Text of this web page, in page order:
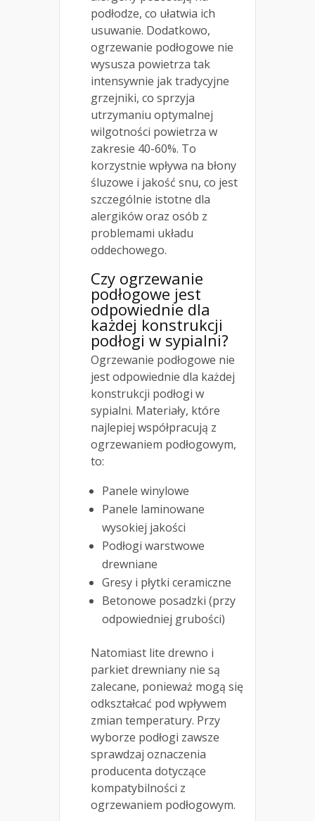
podłodze, co ułatwia ich
usuwanie. Dodatkowo,
ogrzewanie podłogowe nie
wysusza powietrza tak
intensywnie jak tradycyjne
grzejniki, co sprzyja
utrzymaniu optymalnej
wilgotności powietrza w
zakresie 40-60%. To
korzystnie wpływa na błony
śluzowe i jakość snu, co jest
szczególnie istotne dla
alergików oraz osób z
problemami układu
oddechowego.
Czy ogrzewanie
podłogowe jest
odpowiednie dla
każdej konstrukcji
podłogi w sypialni?
Ogrzewanie podłogowe nie
jest odpowiednie dla każdej
konstrukcji podłogi w
sypialni. Materiały, które
najlepiej współpracują z
ogrzewaniem podłogowym,
to:
Panele winylowe
Panele laminowane
wysokiej jakości
Podłogi warstwowe
drewniane
Gresy i płytki ceramiczne
Betonowe posadzki (przy
odpowiedniej grubości)
Natomiast lite drewno i
parkiet drewniany nie są
zalecane, ponieważ mogą się
odkształcać pod wpływem
zmian temperatury. Przy
wyborze podłogi zawsze
sprawdzaj oznaczenia
producenta dotyczące
kompatybilności z
ogrzewaniem podłogowym.